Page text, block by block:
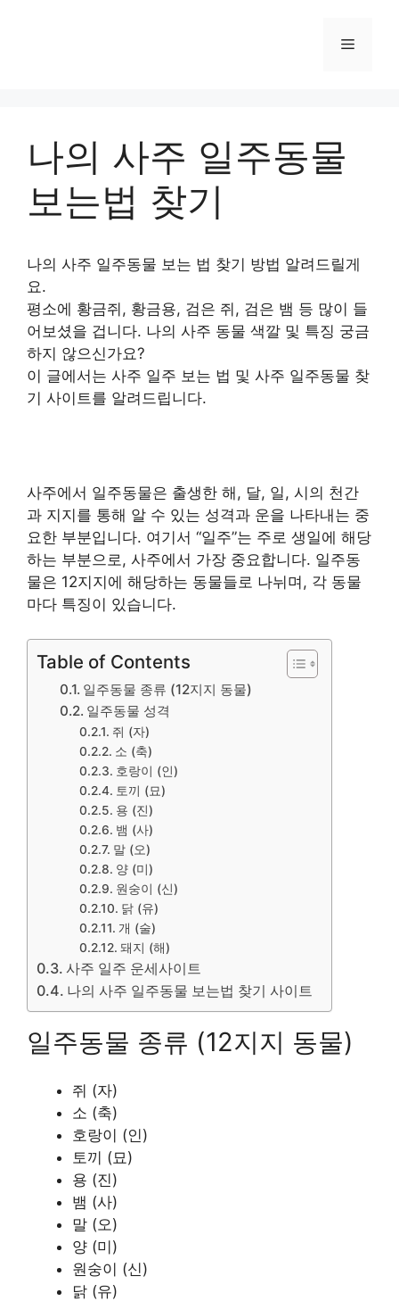
Menu
나의 사주 일주동물
보는법 찾기
나의 사주 일주동물 보는 법 찾기 방법 알려드릴게
요.
평소에 황금쥐, 황금용, 검은 쥐, 검은 뱀 등 많이 들
어보셨을 겁니다. 나의 사주 동물 색깔 및 특징 궁금
하지 않으신가요?
이 글에서는 사주 일주 보는 법 및 사주 일주동물 찾
기 사이트를 알려드립니다.
사주에서 일주동물은 출생한 해, 달, 일, 시의 천간
과 지지를 통해 알 수 있는 성격과 운을 나타내는 중
요한 부분입니다. 여기서 “일주”는 주로 생일에 해당
하는 부분으로, 사주에서 가장 중요합니다. 일주동
물은 12지지에 해당하는 동물들로 나뉘며, 각 동물
마다 특징이 있습니다.
Table of Contents
일주동물 종류 (12지지 동물)
일주동물 성격
쥐 (자)
소 (축)
호랑이 (인)
토끼 (묘)
용 (진)
뱀 (사)
말 (오)
양 (미)
원숭이 (신)
닭 (유)
개 (술)
돼지 (해)
사주 일주 운세사이트
나의 사주 일주동물 보는법 찾기 사이트
일주동물 종류 (12지지 동물)
쥐 (자)
소 (축)
호랑이 (인)
토끼 (묘)
용 (진)
뱀 (사)
말 (오)
양 (미)
원숭이 (신)
닭 (유)